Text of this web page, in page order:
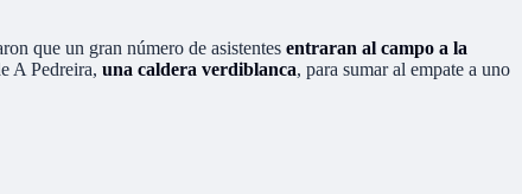
que un gran número de asistentes entraran al campo a la
A Pedreira, una caldera verdiblanca, para sumar al empate a uno